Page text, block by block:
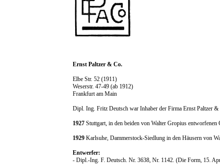
Ernst Paltzer & Co.
Elbe Str. 52 (1911)
Weserstr. 47-49 (ab 1912)
Frankfurt am Main
Dipl. Ing. Fritz Deutsch war Inhaber der Firma Ernst Paltzer
1927 Stuttgart, in den beiden von Walter Gropius
1929 Karlsuhe, Dammerstock-Siedlung in den Häusern von
Entwerfer:
- Dipl.-Ing. F. Deutsch. Nr. 3638, Nr. 1142. (Die Form, 15.